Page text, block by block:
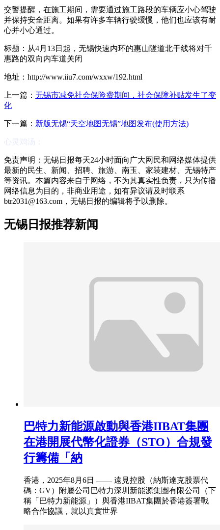
交警提醒，在施工期间，需要通过施工路段的车辆应小心驾驶
并保持安全距离。如果有许多车辆行驶缓慢，他们也应该有耐
心并小心通过。
标题：从4月13日起，无锡快速内环的惠山隧道北干线将对千
惠路的双向内车道关闭
地址：http://www.iiu7.com/wxxw/192.html
上一篇： 无锡市减免社会保险费期间，社会保障补贴发生了变
化
下一篇： 新版无锡“天空地图无锡”地图发布(使用方法)
心灵鸡汤：
免责声明：无锡日报每天24小时面向广大网民和网络媒体提供
最新的民生、新闻、招聘、旅游、南玉、家装建材、无锡特产
等资讯。本篇内容来自于网络，不为其真实性负责，只为传播
网络信息为目的，非商业用途，如有异议请及时联系
btr2031@163.com，无锡日报的编辑将予以删除。
无锡日报推荐新闻
巴特力新能源啟動與香港IIBAT集團
在港開展代幣化證券（STO）合規發
行籌備「納
香港，2025年8月6日 —— 遠見控股（納斯達克股票代
碼：GV）附屬公司巴特力深圳新能源集團有限公司（下
稱「巴特力新能源」）與香港IIBAT集團於香港簽署戰
略合作協議，就以真實世界